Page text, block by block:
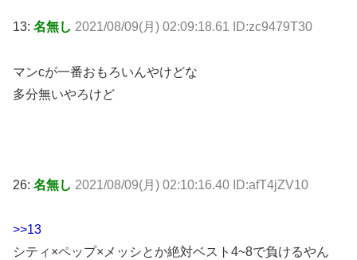
13: 名無し 2021/08/09(月) 02:09:18.61 ID:zc9479T30
マンcが一番おもろいんやけどな
多分無いやろけど
26: 名無し 2021/08/09(月) 02:10:16.40 ID:afT4jZV10
>>13
シティ×ペップ×メッシとか絶対ベスト4~8で負けるやん